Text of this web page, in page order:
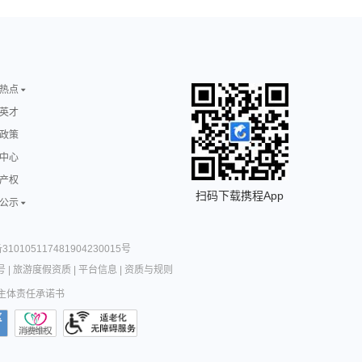
点
才
策
心
权
示
扫码下载携程App
310105117481904230015号
旅游度假资质| 平台信息 资质与规则
体责任承诺书